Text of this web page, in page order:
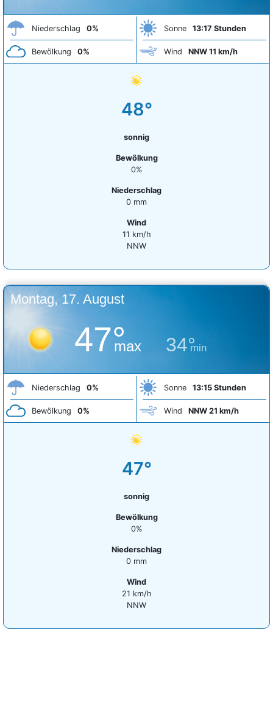
Niederschlag 0%
Bewölkung 0%
Sonne 13:17 Stunden
Wind NNW 11 km/h
48°
sonnig
Bewölkung
0%
Niederschlag
0 mm
Wind
11 km/h
NNW
Montag, 17. August
47°
max 34°
min
Niederschlag 0%
Bewölkung 0%
Sonne 13:15 Stunden
Wind NNW 21 km/h
47°
sonnig
Bewölkung
0%
Niederschlag
0 mm
Wind
21 km/h
NNW